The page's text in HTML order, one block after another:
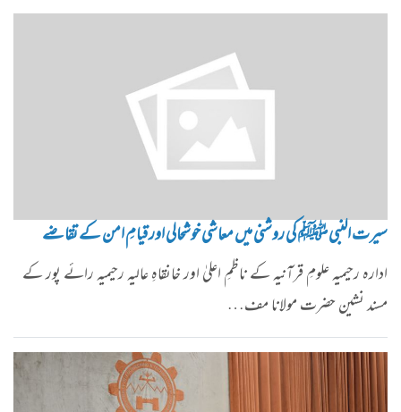
سیرت النبی ﷺ کی روشنی میں معاشی خوشحالی اور قیامِ امن کے تقاضے
ادارہ رحیمیہ علومِ قرآنیہ کے ناظمِ اعلیٰ اور خانقاہِ عالیہ رحیمیہ رائے پور کے
مسند نشین حضرت مولانا مف…